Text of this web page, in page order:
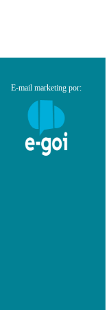
E-mail marketing por: